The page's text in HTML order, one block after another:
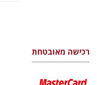
רכישה מאובטחת